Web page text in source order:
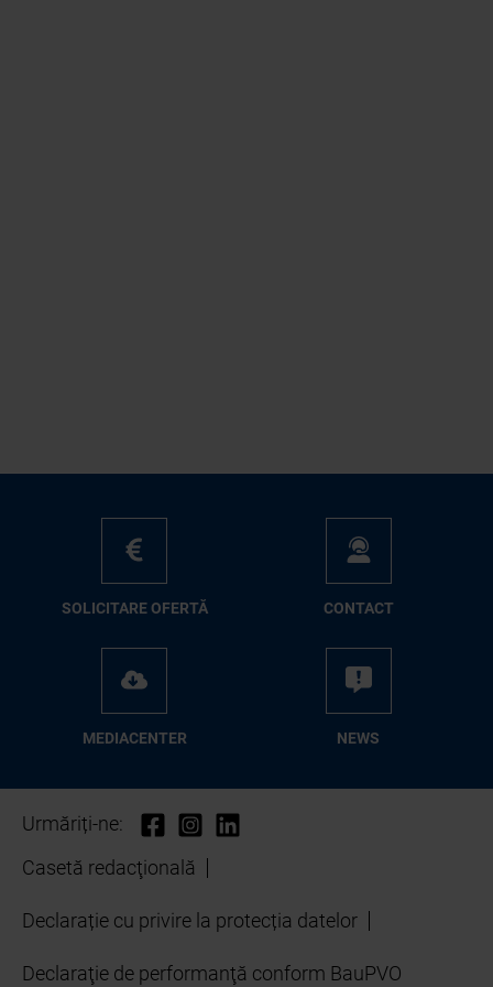
SO­LI­CI­TA­RE OFER­TĂ CON­TA­CT
ME­D­IA­CEN­TER NEWS
Urmăriți-ne:
Casetă redacţională
Declarație cu privire la protecția datelor
Declaraţie de performanţă conform BauPVO